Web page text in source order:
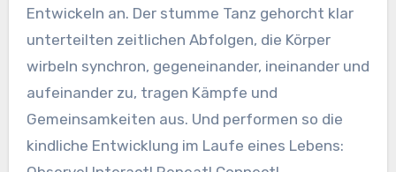
Entwickeln an. Der stumme Tanz gehorcht klar
unterteilten zeitlichen Abfolgen, die Körper
wirbeln synchron, gegeneinander, ineinander und
aufeinander zu, tragen Kämpfe und
Gemeinsamkeiten aus. Und performen so die
kindliche Entwicklung im Laufe eines Lebens: